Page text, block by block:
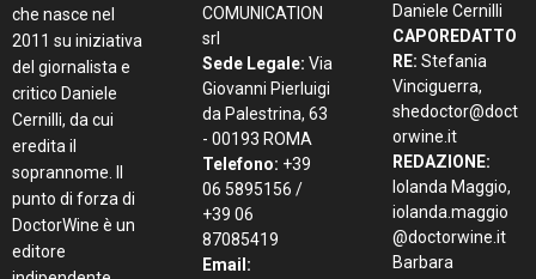
che nasce nel
2011 su iniziativa
del giornalista e
critico Daniele
Cernilli, da cui
eredita il
soprannome. Il
punto di forza di
DoctorWine è un
editore
COMUNICATION
srl
Sede Legale: Via
Giovanni Pierluigi
da Palestrina, 63
- 00193 ROMA
Telefono: +39
06 5895156 /
+39 06
87085419
Email:
Daniele Cernilli
CAPOREDATTO
RE: Stefania
Vinciguerra,
shedoctor@doct
orwine.it
REDAZIONE:
Iolanda Maggio,
iolanda.maggio
@doctorwine.it
Barbara